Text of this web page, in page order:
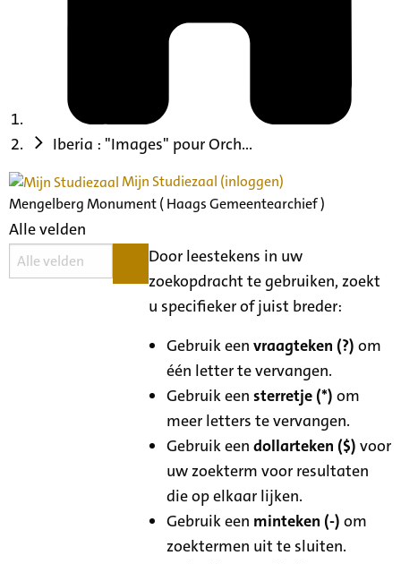
Iberia : "Images" pour Orch...
Mijn Studiezaal (inloggen)
Mengelberg Monument ( Haags Gemeentearchief )
Alle velden
Door leestekens in uw
zoekopdracht te gebruiken, zoekt
u specifieker of juist breder:
Gebruik eenvraagteken (?) om
één letter te vervangen.
Gebruik eensterretje (*) om
meer letters te vervangen.
Gebruik eendollarteken ($) voor
uw zoekterm voor resultaten
die op elkaar lijken.
Gebruik een minteken (-) om
zoektermen uit te sluiten.